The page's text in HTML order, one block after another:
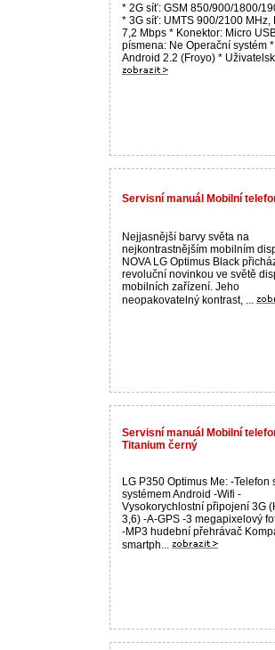
* 2G síť: GSM 850/900/1800/
* 3G síť: UMTS 900/2100 MHz,
7,2 Mbps * Konektor: Micro
písmena: Ne Operační systém
Android 2.2 (Froyo) *
Servisní manuál Mobilní
Nejjasnější barvy světa na
nejkontrastnějším mobilním
NOVA LG Optimus Black
revoluční novinkou ve světě
mobilních zařízení. Jeho
neopakovatelný kontrast, ...
Servisní manuál Mobilní
Titanium černý
LG P350 Optimus Me: -Telefon
systémem Android -Wifi -
Vysokorychlostní připojení 3G
3,6) -A-GPS -3 megapixelový
-MP3 hudební přehrávač
smartph...